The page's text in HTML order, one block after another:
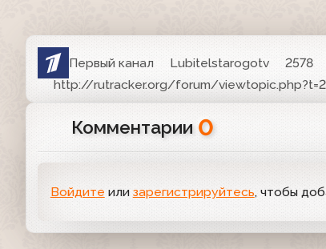
Первый канал Lubitelstarogotv 2578
http://rutracker.org/forum/
Комментарии 0
Войдите или зарегистрируйтесь, чтобы